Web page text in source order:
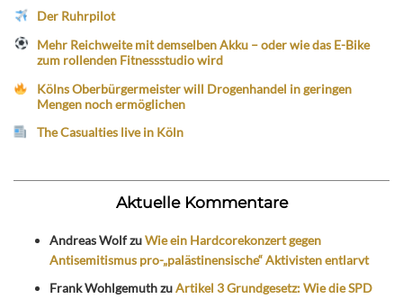
Der Ruhrpilot
Mehr Reichweite mit demselben Akku – oder wie das E-Bike
zum rollenden Fitnessstudio wird
Kölns Oberbürgermeister will Drogenhandel in geringen
Mengen noch ermöglichen
The Casualties live in Köln
Aktuelle Kommentare
Andreas WolfzuWie ein Hardcorekonzert gegen
Antisemitismus pro-„palästinensische“ Aktivisten entlarvt
Frank WohlgemuthzuArtikel 3 Grundgesetz: Wie die SPD